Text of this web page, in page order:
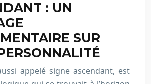
: UN
SUR
appelé signe ascendant, est